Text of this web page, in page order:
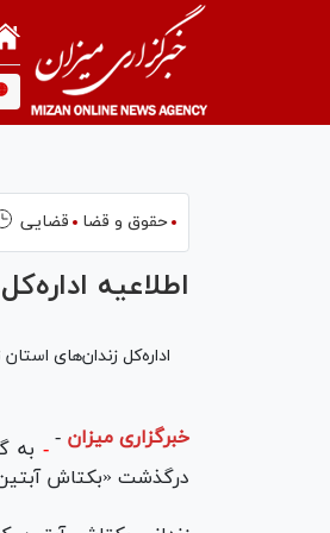
حقوق و قضا قضایی
اطلاعیه
اداره‌کل زندان‌های
خبرگزاری میزان -
- به
درگذشت «بکتاش